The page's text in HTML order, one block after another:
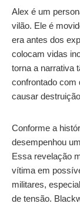
Alex é um
vilão. Ele é
era antes dos
colocam vidas
torna a narrativa
confrontado com
causar
Conforme a
desempenhou
Essa revelação
vítima em
militares,
de tensão.